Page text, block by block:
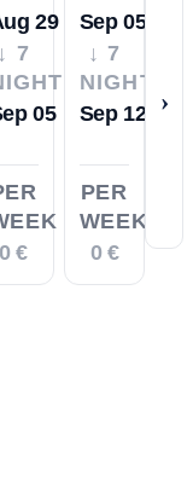
29
↓ 7
05
0 €
Sep 05
↓ 7
NIGHTS
Sep 12
PER
WEEK
0 €
›